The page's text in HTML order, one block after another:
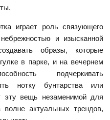
играет роль связующего
и изысканной
образы, которые
в парке, и на вечернем
подчеркивать
нотку бунтарства или
эту вещь незаменимой для
актуальных трендов,